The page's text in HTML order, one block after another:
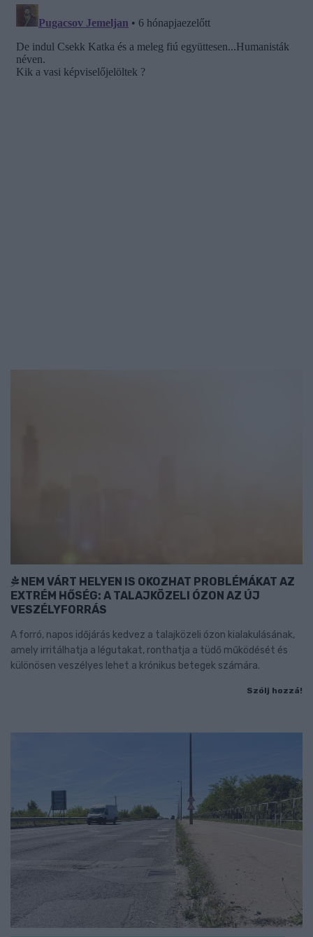
NEM VÁRT HELYEN IS OKOZHAT PROBLÉMÁKAT AZ
EXTRÉM HŐSÉG: A TALAJKÖZELI ÓZON AZ ÚJ
VESZÉLYFORRÁS
A forró, napos időjárás kedvez a talajközeli ózon kialakulásának,
amely irritálhatja a légutakat, ronthatja a tüdő működését és
különösen veszélyes lehet a krónikus betegek számára.
Szólj hozzá!